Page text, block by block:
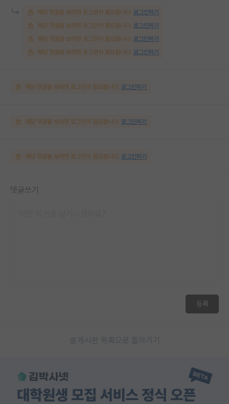
해당 댓글을 보려면 로그인이 필요합니다. 로그인하기
해당 댓글을 보려면 로그인이 필요합니다. 로그인하기
해당 댓글을 보려면 로그인이 필요합니다. 로그인하기
해당 댓글을 보려면 로그인이 필요합니다. 로그인하기
해당 댓글을 보려면 로그인이 필요합니다. 로그인하기
해당 댓글을 보려면 로그인이 필요합니다. 로그인하기
해당 댓글을 보려면 로그인이 필요합니다. 로그인하기
댓글쓰기
등록
게시판 목록으로 돌아가기